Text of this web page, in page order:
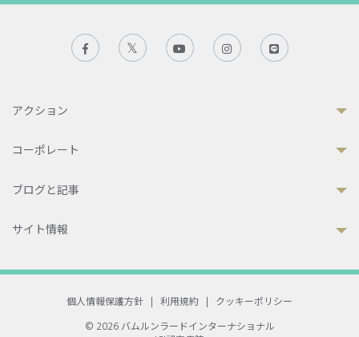
アクション
コーポレート
ブログと記事
サイト情報
個人情報保護方針 | 利用規約 |
クッキーポリシー
© 2026 バムルンラードインターナショナル